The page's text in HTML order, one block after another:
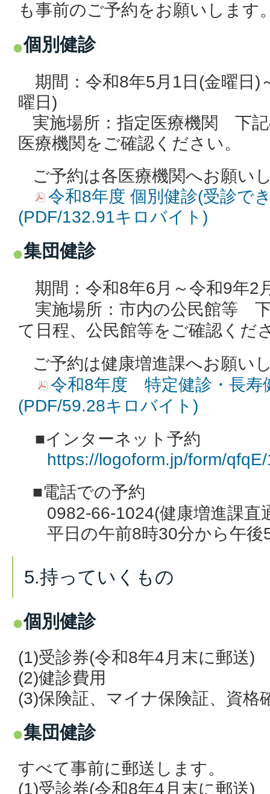
も事前のご予約をお願いします
個別健診
期間：令和8年5月1日(金曜日)
曜日)
実施場所：指定医療機関 下
医療機関をご確認ください。
ご予約は各医療機関へお願い
令和8年度 個別健診(受診で
(PDF/132.91キロバイト)
集団健診
期間：令和8年6月～令和9年2
実施場所：市内の公民館等
て日程、公民館等をご確認くだ
ご予約は健康増進課へお願い
令和8年度 特定健診・長寿
(PDF/59.28キロバイト)
■インターネット予約
https://logoform.jp/form/
■電話での予約
0982‐66‐1024(健康増進課直
平日の午前8時30分から午
5.持っていくもの
個別健診
(1)受診券(令和8年4月末に郵送)
(2)健診費用
(3)保険証、マイナ保険証、資格
集団健診
すべて事前に郵送します。
(1)受診券(令和8年4月末に郵送)